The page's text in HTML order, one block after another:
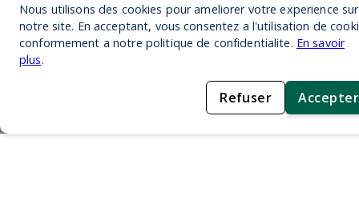
Nous utilisons des cookies pour ameliorer votre experience sur
notre site. En acceptant, vous consentez a l'utilisation de
conformement a notre politique de confidentialite. En savoir
plus.
Refuser Accepter